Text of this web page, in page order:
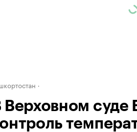
Верховном суде